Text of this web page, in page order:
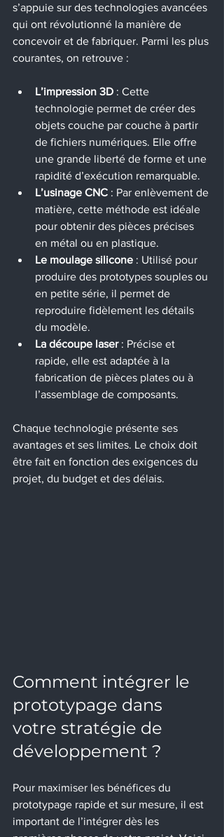
s’appuie sur des technologies avancées
qui ont révolutionné la manière de
concevoir et de fabriquer. Parmi les plus
courantes, on retrouve :
L’impression 3D : Cette
technologie permet de créer des
objets couche par couche à partir
de fichiers numériques. Elle offre
une grande liberté de forme et une
rapidité d’exécution remarquable.
L’usinage CNC : Par enlèvement de
matière, cette méthode est idéale
pour obtenir des pièces précises
en métal ou en plastique.
Le moulage silicone : Utilisé pour
produire des prototypes souples ou
en petite série, il permet de
reproduire fidèlement les détails
du modèle.
La découpe laser : Précise et
rapide, elle est adaptée à la
fabrication de pièces plates ou à
l’assemblage de composants.
Chaque technologie présente ses
avantages et ses limites. Le choix doit
être fait en fonction des exigences du
projet, du budget et des délais.
Comment intégrer le
prototypage dans
votre stratégie de
développement ?
Pour maximiser les bénéfices du
prototypage rapide et sur mesure, il est
important de l’intégrer dès les